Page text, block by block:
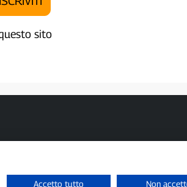
sito
di PaviaAccetto tutto Non